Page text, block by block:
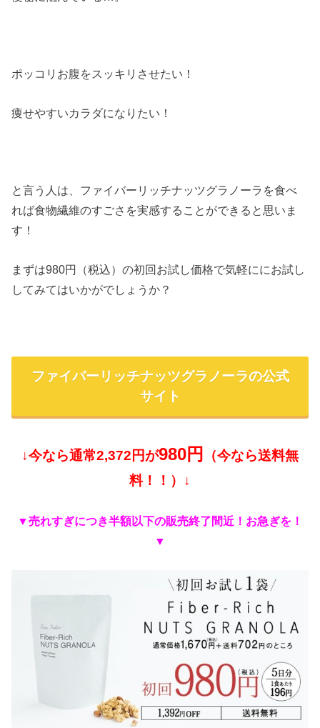
ポッコリお腹をスッキリさせたい！
痩せやすいカラダになりたい！
と言う人は、ファイバーリッチナッツグラノーラを食べ
れば食物繊維のすごさを実感することができると思いま
す！
まずは980円（税込）の初回お試し価格で気軽ににお試し
してみてはいかがでしょうか？
ファイバーリッチナッツグラノーラの公式
サイト
↓今なら通常2,372円が980円
（今なら送料無
料！！）↓
▼売れすぎにつき半額以下の販売終了間近！お急ぎを！
▼